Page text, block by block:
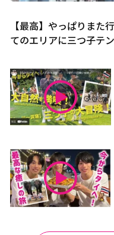
【最高】やっぱりまた
てのエリアに三つ子テ